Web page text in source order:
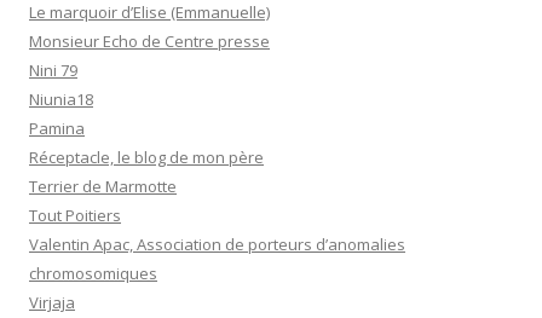
Le marquoir d’Elise (Emmanuelle)
Monsieur Echo de Centre presse
Nini 79
Niunia18
Pamina
Réceptacle, le blog de mon père
Terrier de Marmotte
Tout Poitiers
Valentin Apac, Association de porteurs d’anomalies
chromosomiques
Virjaja